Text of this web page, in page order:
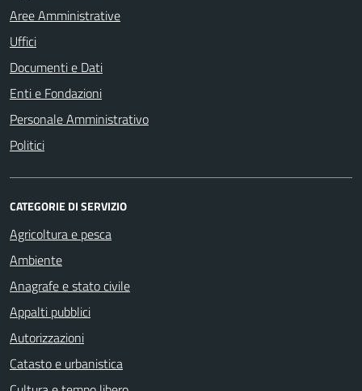
Aree Amministrative
Uffici
Documenti e Dati
Enti e Fondazioni
Personale Amministrativo
Politici
CATEGORIE DI SERVIZIO
Agricoltura e pesca
Ambiente
Anagrafe e stato civile
Appalti pubblici
Autorizzazioni
Catasto e urbanistica